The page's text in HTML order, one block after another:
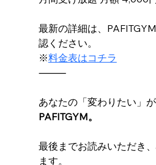
最新の詳細は、
認ください。
※料金表はコチラ
⸻
あなたの「変わりたい」が
PAFITGYM。
最後までお読みいただき
ます。